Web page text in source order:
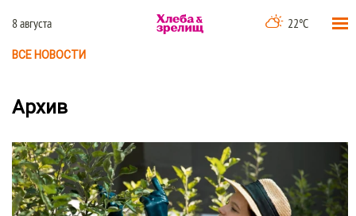
8 августа 22°C
ВСЕ НОВОСТИ
Архив